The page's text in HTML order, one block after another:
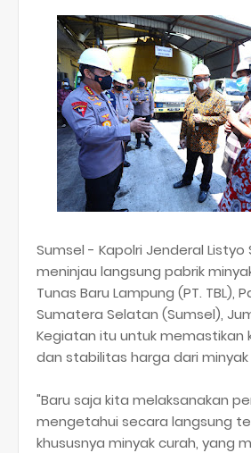
Sumsel - Kapolri Jenderal Listyo
meninjau langsung pabrik
Tunas Baru Lampung (PT. TBL),
Sumatera Selatan (Sumsel),
Kegiatan itu untuk memastikan
dan stabilitas harga dari
"Baru saja kita melaksanakan
mengetahui secara langsung
khususnya minyak curah, yang